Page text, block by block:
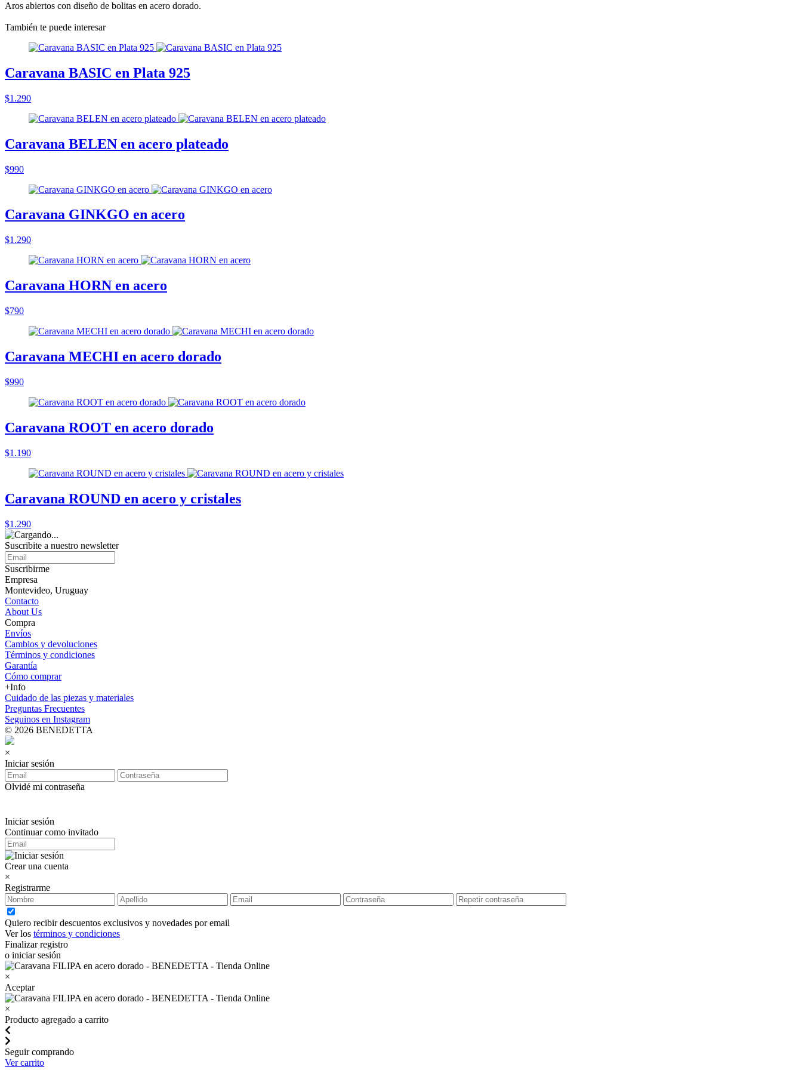
Aros abiertos con diseño de bolitas en acero dorado.
También te puede interesar
Caravana BASIC en Plata 925
$1.290
Caravana BELEN en acero plateado
$990
Caravana GINKGO en acero
$1.290
Caravana HORN en acero
$790
Caravana MECHI en acero dorado
$990
Caravana ROOT en acero dorado
$1.190
Caravana ROUND en acero y cristales
$1.290
Suscribite a nuestro newsletter
Suscribirme
Empresa
Montevideo, Uruguay
Contacto
About Us
Compra
Envíos
Cambios y devoluciones
Términos y condiciones
Garantía
Cómo comprar
+Info
Cuidado de las piezas y materiales
Preguntas Frecuentes
Seguinos en Instagram
© 2026 BENEDETTA
×
Iniciar sesión
Olvidé mi contraseña
Iniciar sesión
Continuar como invitado
Crear una cuenta
×
Registrarme
Quiero recibir descuentos exclusivos y novedades por email
Ver los términos y condiciones
Finalizar registro
o iniciar sesión
×
Aceptar
×
Producto agregado a carrito
Seguir comprando
Ver carrito